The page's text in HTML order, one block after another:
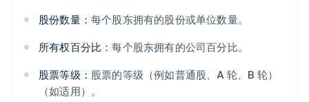
股份数量： 每个股东拥有的股份或单位数量。
所有权百分比：每个股东拥有的公司百分比。
股票等级： 股票的等级（例如普通股、A 轮、B 轮）
（如适用）。